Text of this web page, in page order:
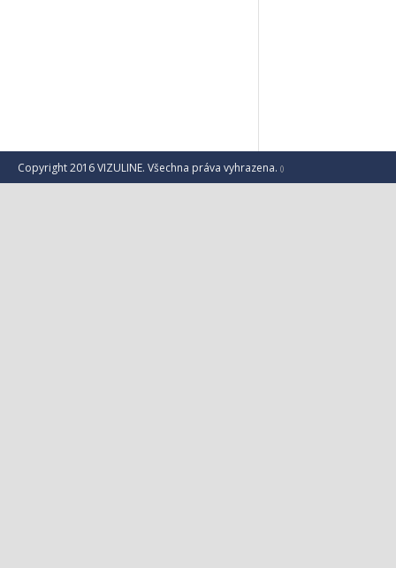
Copyright 2016 VIZULINE. Všechna práva vyhrazena. ()